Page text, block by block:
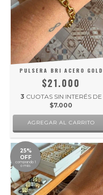
PULSERA BRI ACERO GOLD
$21.000
3 CUOTAS SIN INTERÉS DE
$7.000
25%
OFF
comprando 1
o más